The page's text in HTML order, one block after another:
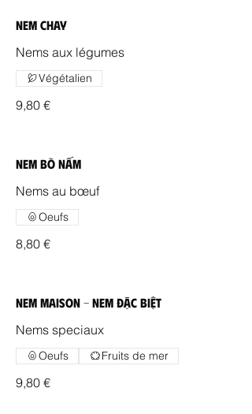
Nem Chay
Nems aux légumes
9,80 €
Végétalien
Nem Bò Nấm
Nems au bœuf
8,80 €
Oeufs
Nem Maison - Nem Đặc Biệt
Nems speciaux
9,80 €
Oeufs Fruits de mer